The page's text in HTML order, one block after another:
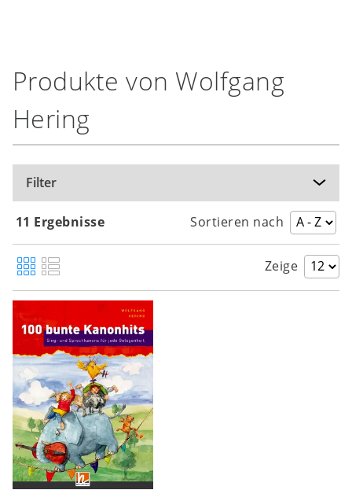
Produkte von Wolfgang
Hering
Filter
11 Ergebnisse Sortieren nach
Zeige